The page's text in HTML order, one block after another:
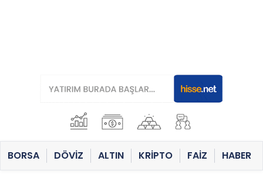
BORSA DÖVİZ ALTIN KRİPTO FAİZ HABER